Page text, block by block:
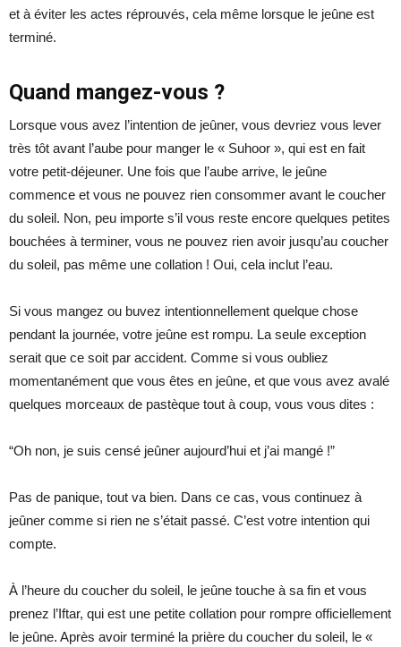
et à éviter les actes réprouvés, cela même lorsque le jeûne est
terminé.
Quand mangez-vous ?
Lorsque vous avez l’intention de jeûner, vous devriez vous lever
très tôt avant l’aube pour manger le « Suhoor », qui est en fait
votre petit-déjeuner. Une fois que l’aube arrive, le jeûne
commence et vous ne pouvez rien consommer avant le coucher
du soleil. Non, peu importe s’il vous reste encore quelques petites
bouchées à terminer, vous ne pouvez rien avoir jusqu’au coucher
du soleil, pas même une collation ! Oui, cela inclut l’eau.
Si vous mangez ou buvez intentionnellement quelque chose
pendant la journée, votre jeûne est rompu. La seule exception
serait que ce soit par accident. Comme si vous oubliez
momentanément que vous êtes en jeûne, et que vous avez avalé
quelques morceaux de pastèque tout à coup, vous vous dites :
“Oh non, je suis censé jeûner aujourd’hui et j’ai mangé !”
Pas de panique, tout va bien. Dans ce cas, vous continuez à
jeûner comme si rien ne s’était passé. C’est votre intention qui
compte.
À l’heure du coucher du soleil, le jeûne touche à sa fin et vous
prenez l’Iftar, qui est une petite collation pour rompre officiellement
le jeûne. Après avoir terminé la prière du coucher du soleil, le «